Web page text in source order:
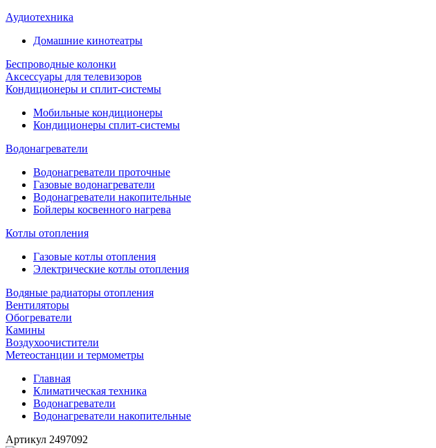
Аудиотехника
Домашние кинотеатры
Беспроводные колонки
Аксессуары для телевизоров
Кондиционеры и сплит-системы
Мобильные кондиционеры
Кондиционеры сплит-системы
Водонагреватели
Водонагреватели проточные
Газовые водонагреватели
Водонагреватели накопительные
Бойлеры косвенного нагрева
Котлы отопления
Газовые котлы отопления
Электрические котлы отопления
Водяные радиаторы отопления
Вентиляторы
Обогреватели
Камины
Воздухоочистители
Метеостанции и термометры
Главная
Климатическая техника
Водонагреватели
Водонагреватели накопительные
Артикул 2497092